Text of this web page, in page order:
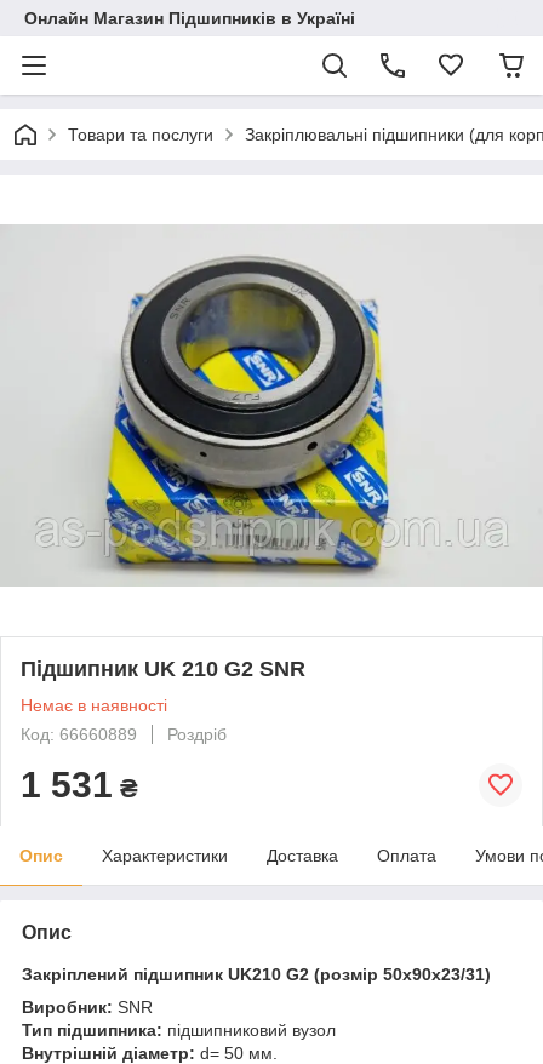
Онлайн Магазин Підшипників в Україні
Товари та послуги Закріплювальні підшипники (для
Підшипник UK 210 G2 SNR
Немає в наявності
Код: 66660889
Роздріб
1 531 ₴
Опис Характеристики Доставка Оплата Умови
Опис
Закріплений підшипник UK210 G2 (розмір 50x90x23/31)
Виробник: SNR
Тип підшипника: підшипниковий вузол
Внутрішній діаметр: d= 50 мм.